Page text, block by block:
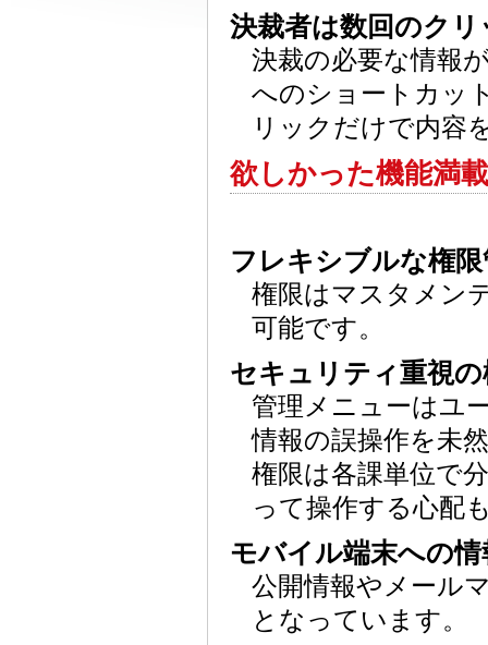
決裁者は数回のク
決裁の必要な情報
へのショートカッ
リックだけで内容
欲しかった機能満載
フレキシブルな権限
権限はマスタメン
可能です。
セキュリティ重視
管理メニューはユ
情報の誤操作を未
権限は各課単位で
って操作する心配
モバイル端末への情
公開情報やメール
となっています。